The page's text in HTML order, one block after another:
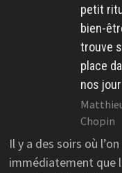
petit
bien-
trouve
place
nos
Chopin
Il y a des soirs où
immédiatement que